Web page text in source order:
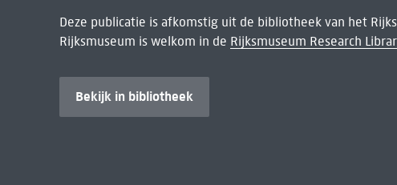
Deze publicatie is afkomstig uit de bibliotheek van het
Rijksmuseum is welkom in de Rijksmuseum Research
Bekijk in bibliotheek